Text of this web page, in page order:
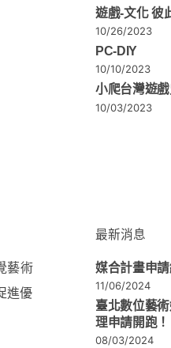
藝術
進優
遊戲-文化 彼
10/26/2023
PC-DIY
10/10/2023
小爬台灣遊
10/03/2023
最新消息
媒合計畫申
11/06/2024
臺北數位藝
理申請開跑！
08/03/2024